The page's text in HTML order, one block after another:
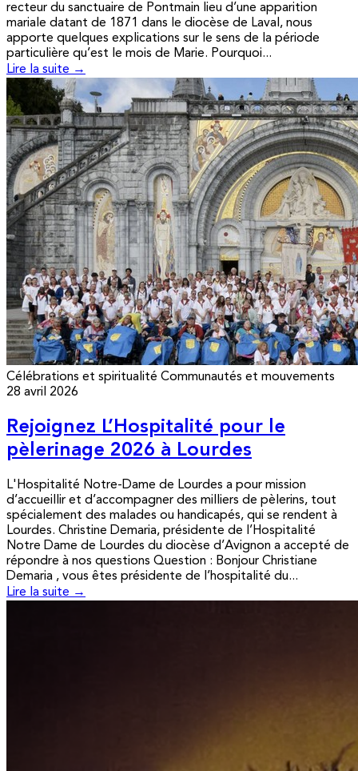
recteur du sanctuaire de Pontmain lieu d’une apparition
mariale datant de 1871 dans le diocèse de Laval, nous
apporte quelques explications sur le sens de la période
particulière qu’est le mois de Marie. Pourquoi...
Lire la suite →
Célébrations et spiritualité Communautés et mouvements
28 avril 2026
Rejoignez L’Hospitalité pour le
pèlerinage 2026 à Lourdes
L'Hospitalité Notre-Dame de Lourdes a pour mission
d’accueillir et d’accompagner des milliers de pèlerins, tout
spécialement des malades ou handicapés, qui se rendent à
Lourdes. Christine Demaria, présidente de l’Hospitalité
Notre Dame de Lourdes du diocèse d’Avignon a accepté de
répondre à nos questions Question : Bonjour Christiane
Demaria , vous êtes présidente de l’hospitalité du...
Lire la suite →